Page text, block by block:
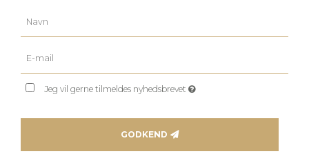
Jeg vil gerne tilmeldes nyhedsbrevet
GODKEND